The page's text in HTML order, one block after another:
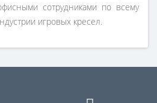
сотрудниками по всему
игровых кресел.